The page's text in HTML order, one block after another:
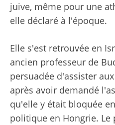
juive, même pour une
elle déclaré à l'époque.
Elle s'est retrouvée en
ancien professeur de
persuadée d'assister
après avoir demandé
qu'elle y était bloquée
politique en Hongrie. Le